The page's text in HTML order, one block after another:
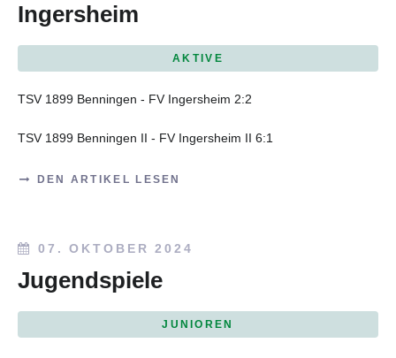
Ingersheim
AKTIVE
TSV 1899 Benningen - FV Ingersheim 2:2
TSV 1899 Benningen II - FV Ingersheim II 6:1
DEN ARTIKEL LESEN
07. OKTOBER 2024
Jugendspiele
JUNIOREN